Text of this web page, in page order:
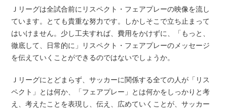
Ｊリーグは全試合前にリスペクト・フェアプレーの映像を流し
ています。とても貴重な努力です。しかしそこで立ち止まって
はいけません。少し工夫すれば、費用をかけずに、「もっと、
徹底して、日常的に」リスペクト・フェアプレーのメッセージ
を伝えていくことができるのではないでしょうか。
Ｊリーグにとどまらず、サッカーに関係する全ての人が「リス
ペクト」とは何か、「フェアプレー」とは何かをしっかりと考
え、考えたことを表現し、伝え、広めていくことが、サッカー